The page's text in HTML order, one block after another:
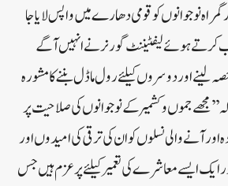
نوجوانوں کو قومی دھارے میں واپس لایا جا
کرتے ہوئے لیفٹیننٹ گورنر نے انہیں آگے
لینے اور دوسروں کیلئے رول ماڈل بننے کا مشورہ
مجھے جموں و کشمیر کے نوجوانوں کی صلاحیت پر
آنے والی نسلوں کو ان کی ترقی کی امیدوں اور
ایسے معاشرے کی تعمیر کیلئے پرعزم ہیں جس